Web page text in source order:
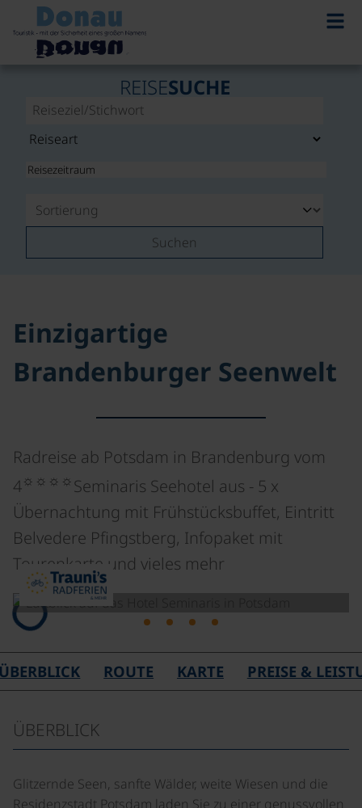
REISESUCHE
Suchen
Einzigartige
Brandenburger Seenwelt
Radreise ab Potsdam in Brandenburg vom
4 ☼☼☼☼Seminaris Seehotel aus - 5 x
Übernachtung mit Frühstücksbuffet, Eintritt
Belvedere Pfingstberg, Infopaket mit
Tourenkarte und vieles mehr
ROUTE KARTE PREISE &
ÜBERBLICK
Glitzernde Seen, sanfte Wälder, weite Wiesen und die
Residenzstadt Potsdam laden Sie zu einer genussvollen